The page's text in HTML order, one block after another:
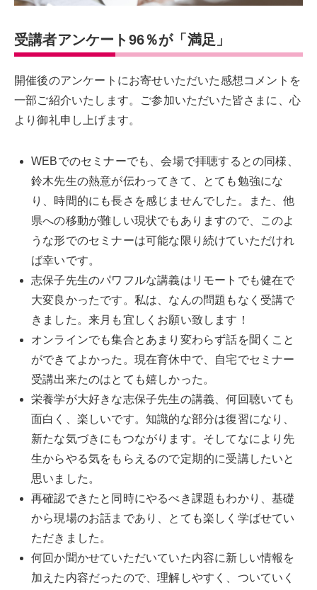
受講者アンケート96％が「満足」
開催後のアンケートにお寄せいただいた感想コメントを
一部ご紹介いたします。ご参加いただいた皆さまに、心
より御礼申し上げます。
WEBでのセミナーでも、会場で拝聴するとの同様、
鈴木先生の熱意が伝わってきて、とても勉強にな
り、時間的にも長さを感じませんでした。また、他
県への移動が難しい現状でもありますので、このよ
うな形でのセミナーは可能な限り続けていただけれ
ば幸いです。
志保子先生のパワフルな講義はリモートでも健在で
大変良かったです。私は、なんの問題もなく受講で
きました。来月も宜しくお願い致します！
オンラインでも集合とあまり変わらず話を聞くこと
ができてよかった。現在育休中で、自宅でセミナー
受講出来たのはとても嬉しかった。
栄養学が大好きな志保子先生の講義、何回聴いても
面白く、楽しいです。知識的な部分は復習になり、
新たな気づきにもつながります。そしてなにより先
生からやる気をもらえるので定期的に受講したいと
思いました。
再確認できたと同時にやるべき課題もわかり、基礎
から現場のお話まであり、とても楽しく学ばせてい
ただきました。
何回か聞かせていただいていた内容に新しい情報を
加えた内容だったので、理解しやすく、ついていく